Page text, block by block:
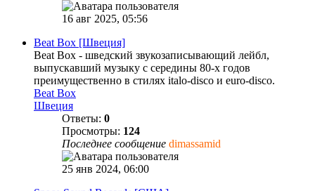
16 авг 2025, 05:56
Beat Box [Швеция]
Beat Box - шведский звукозаписывающий лейбл,
выпускавший музыку с середины 80-х годов
преимущественно в стилях italo-disco и euro-disco.
Beat Box
Швеция
Ответы: 0
Просмотры: 124
Последнее сообщение dimassamid
25 янв 2024, 06:00